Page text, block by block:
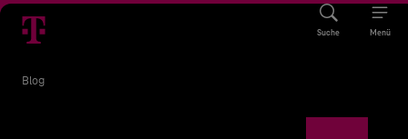
Suche Menü
Blog